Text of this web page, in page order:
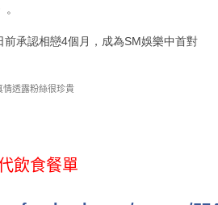
前承認相戀4個月，成為SM娛樂中首對
飲食餐單